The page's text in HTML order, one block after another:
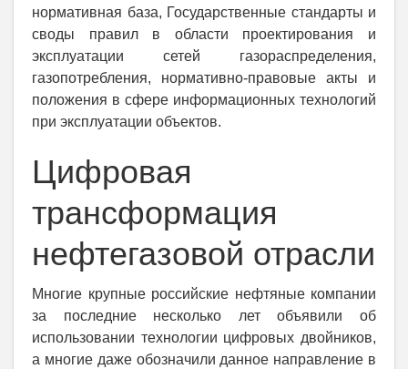
нормативная база, Государственные стандарты и
своды правил в области проектирования и
эксплуатации сетей газораспределения,
газопотребления, нормативно-правовые акты и
положения в сфере информационных технологий
при эксплуатации объектов.
Цифровая
трансформация
нефтегазовой отрасли
Многие крупные российские нефтяные компании
за последние несколько лет объявили об
использовании технологии цифровых двойников,
а многие даже обозначили данное направление в